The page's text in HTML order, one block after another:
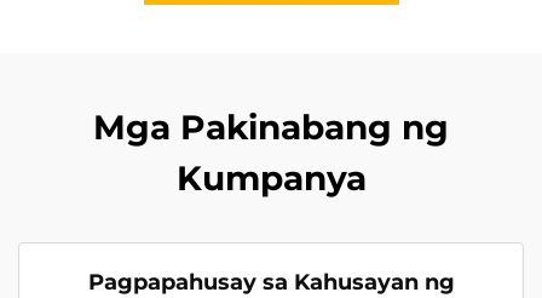
Mga Pakinabang ng
Kumpanya
Pagpapahusay sa Kahusayan ng